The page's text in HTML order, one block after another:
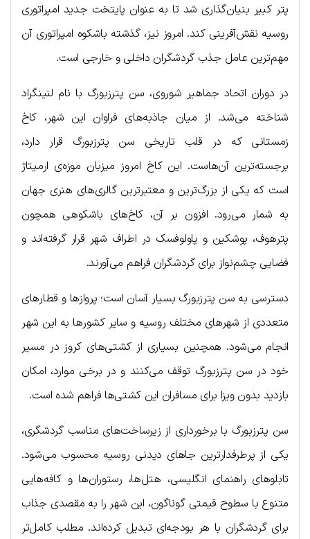
پتر کبیر بنیان‌گذاری شد تا به عنوان پایتخت جدید امپراتوری
روسیه نقش‌آفرینی کند. امروز نیز، گذشته باشکوه امپراتوری آن
مهم‌ترین عامل جذب گردشگران داخلی و خارجی است.
در دوران اتحاد جماهیر شوروی، سن پترزبورگ با نام لنینگراد
شناخته می‌شد. از میان جاذبه‌های فراوان این شهر، کاخ
زمستانی که در قلب تاریخی سن پترزبورگ قرار دارد،
برجسته‌ترین آن‌هاست. این کاخ امروز میزبان موزه‌ی ارمیتاژ
است که یکی از بزرگ‌ترین و معتبرترین گالری‌های هنری جهان
به شمار می‌رود. افزون بر آن، کاخ‌های باشکوهی همچون
پترهوف، پوشکین و پاولوفسک در اطراف شهر قرار گرفته‌اند و
فضایی چشم‌نواز برای گردشگران فراهم می‌آورند.
دسترسی به سن پترزبورگ بسیار آسان است؛ پروازها و قطارهای
متعددی از شهرهای مختلف روسیه و سایر کشورها به این شهر
انجام می‌شود. همچنین بسیاری از کشتی‌های کروز در مسیر
خود در سن پترزبورگ توقف می‌کنند و در برخی موارد، امکان
بازدید بدون ویزا برای مسافران این کشتی‌ها فراهم شده است.
سن پترزبورگ با برخورداری از زیرساخت‌های مناسب گردشگری،
یکی از پرطرفدارترین جاهای دیدنی روسیه محسوب می‌شود.
تابلوهای راهنمای انگلیسی، هتل‌ها، رستوران‌ها و کافه‌هایی
متنوع با سطوح قیمتی گوناگون، این شهر را به مقصدی جذاب
برای گردشگران با هر بودجه‌ای تبدیل کرده‌اند. مطلب کامل‌تر